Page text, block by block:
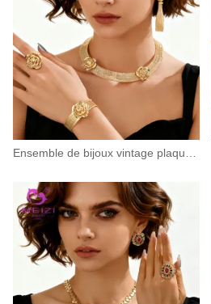
Ensemble de bijoux vintage plaqués or sur le thème des roses